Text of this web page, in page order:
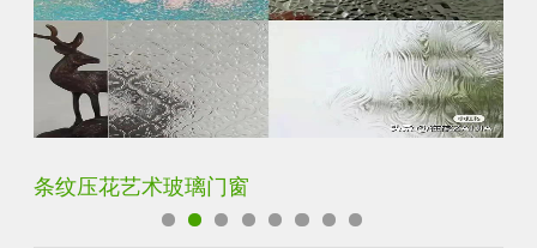
钢化超白长虹小灯芯压花钢化玻璃